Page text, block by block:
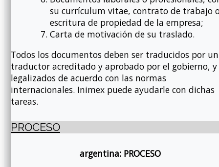
su currículum vitae, contrato de trabajo
escritura de propiedad de la empresa;
Carta de motivación de su traslado.
Todos los documentos deben ser traducidos por un
traductor acreditado y aprobado por el gobierno, y
legalizados de acuerdo con las normas
internacionales. Inimex puede ayudarle con dichas
tareas.
PROCESO
argentina: PROCESO